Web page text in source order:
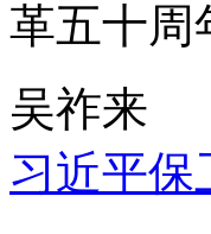
革五十周
吴祚来
习近平保